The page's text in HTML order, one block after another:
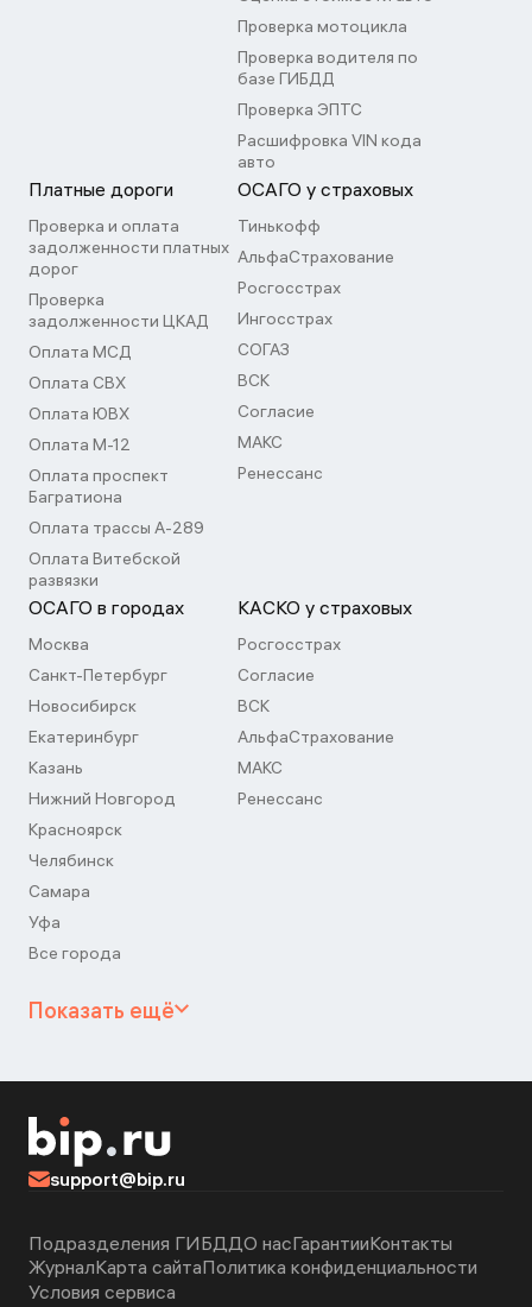
Проверка мотоцикла
Проверка водителя по
базе ГИБДД
Проверка ЭПТС
Расшифровка VIN кода
авто
Платные дороги
Проверка и оплата
задолженности платных
дорог
Проверка
задолженности ЦКАД
Оплата МСД
Оплата СВХ
Оплата ЮВХ
Оплата М-12
Оплата проспект
Багратиона
Оплата трассы А-289
Оплата Витебской
развязки
ОСАГО у страховых
Тинькофф
АльфаСтрахование
Росгосстрах
Ингосстрах
СОГАЗ
ВСК
Согласие
МАКС
Ренессанс
ОСАГО в городах
Москва
Санкт-Петербург
Новосибирск
Екатеринбург
Казань
Нижний Новгород
Красноярск
Челябинск
Самара
Уфа
Все города
КАСКО у страховых
Росгосстрах
Согласие
ВСК
АльфаСтрахование
МАКС
Ренессанс
Показать ещё
support@bip.ru
Подразделения ГИБДДО насГарантииКонтакты
ЖурналКарта сайтаПолитика конфиденциальности
Условия сервиса